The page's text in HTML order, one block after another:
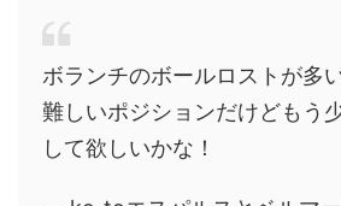
ボランチのボールロストが多
難しいポジションだけどもう
して欲しいかな！